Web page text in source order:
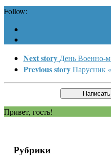
Follow:
Next story День Военно-
Previous storyПарусник
Привет, гость!
Рубрики